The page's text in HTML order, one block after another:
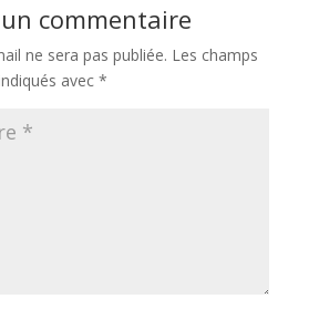
commentaire
ne sera pas publiée. Les champs
avec *